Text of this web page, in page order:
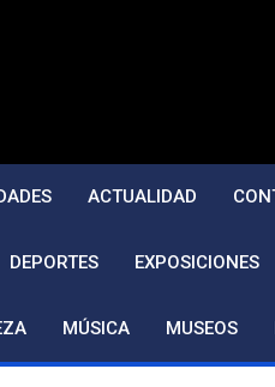
ACTUALIDAD
DEPORTES EXPOSICIONES
MÚSICA MUSEOS